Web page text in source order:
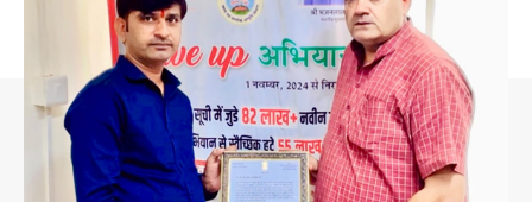
Contact us
Subscription Plans
My account